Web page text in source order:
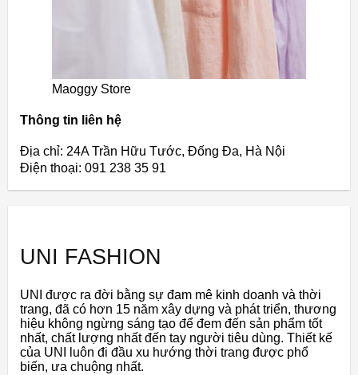
Maoggy Store
Thông tin liên hệ
Địa chỉ: 24A Trần Hữu Tước, Đống Đa, Hà Nội
Điện thoại: 091 238 35 91
UNI FASHION
UNI được ra đời bằng sự đam mê kinh doanh và thời
trang, đã có hơn 15 năm xây dựng và phát triển, thương
hiệu không ngừng sáng tạo để đem đến sản phẩm tốt
nhất, chất lượng nhất đến tay người tiêu dùng. Thiết kế
của UNI luôn đi đầu xu hướng thời trang được phổ
biến, ưa chuộng nhất.